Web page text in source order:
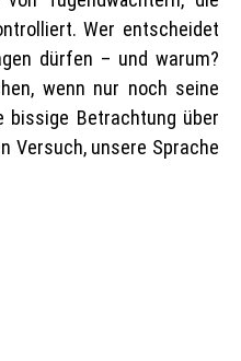
Wer entscheidet
dürfen – und warum?
wenn nur noch seine
bissige Betrachtung über
Versuch, unsere Sprache